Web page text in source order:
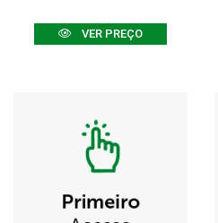
VER PREÇO